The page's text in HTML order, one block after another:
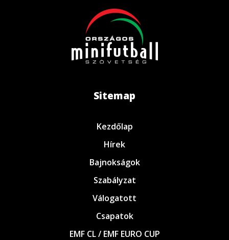
Sitemap
Kezdőlap
Hírek
Bajnokságok
Szabályzat
Válogatott
Csapatok
EMF CL / EMF EURO CUP